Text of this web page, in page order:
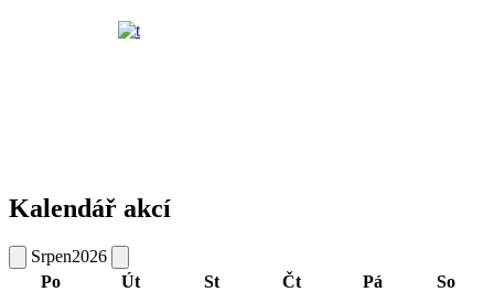
Kalendář akcí
Srpen2026
Po
Út St Čt Pá So